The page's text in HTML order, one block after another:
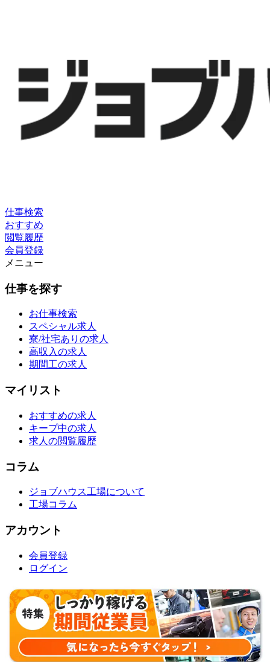
仕事検索
おすすめ
閲覧履歴
会員登録
メニュー
仕事を探す
お仕事検索
スペシャル求人
寮/社宅ありの求人
高収入の求人
期間工の求人
マイリスト
おすすめの求人
キープ中の求人
求人の閲覧履歴
コラム
ジョブハウス工場について
工場コラム
アカウント
会員登録
ログイン